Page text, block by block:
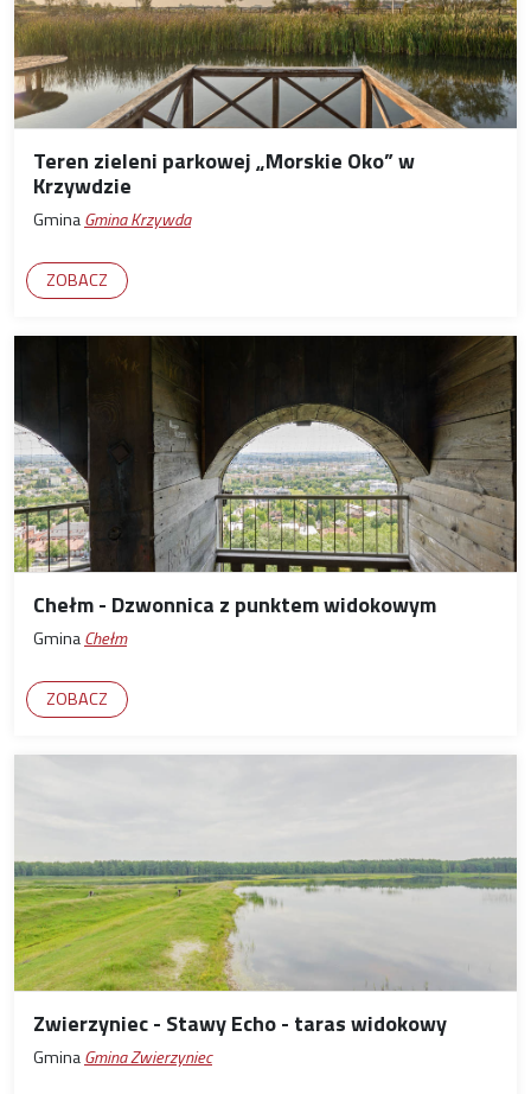
Teren zieleni parkowej „Morskie Oko” w
Krzywdzie
GminaGmina Krzywda
ZOBACZ
Chełm - Dzwonnica z punktem widokowym
GminaChełm
ZOBACZ
Zwierzyniec - Stawy Echo - taras widokowy
GminaGmina Zwierzyniec